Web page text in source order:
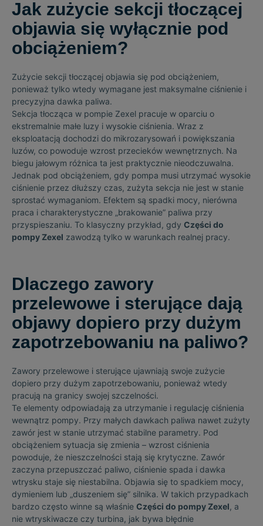
Jak zużycie sekcji tłoczącej
objawia się wyłącznie pod
obciążeniem?
Zużycie sekcji tłoczącej objawia się pod obciążeniem,
ponieważ tylko wtedy wymagane jest maksymalne ciśnienie i
precyzyjna dawka paliwa.
Sekcja tłocząca w pompie Zexel pracuje w oparciu o
ekstremalnie małe luzy i wysokie ciśnienia. Wraz z
eksploatacją dochodzi do mikrozarysowań i powiększania
luzów, co powoduje wzrost przecieków wewnętrznych. Na
biegu jałowym różnica ta jest praktycznie nieodczuwalna.
Jednak pod obciążeniem, gdy pompa musi utrzymać wysokie
ciśnienie przez dłuższy czas, zużyta sekcja nie jest w stanie
sprostać wymaganiom. Efektem są spadki mocy, nierówna
praca i charakterystyczne „brakowanie” paliwa przy
przyspieszaniu. To klasyczny przykład, gdy Części do
pompy Zexel zawodzą tylko w warunkach realnej pracy.
Dlaczego zawory
przelewowe i sterujące dają
objawy dopiero przy dużym
zapotrzebowaniu na paliwo?
Zawory przelewowe i sterujące ujawniają swoje zużycie
dopiero przy dużym zapotrzebowaniu, ponieważ wtedy
pracują na granicy swojej szczelności.
Te elementy odpowiadają za utrzymanie i regulację ciśnienia
wewnątrz pompy. Przy małych dawkach paliwa nawet zużyty
zawór jest w stanie utrzymać stabilne parametry. Pod
obciążeniem sytuacja się zmienia – wzrost ciśnienia
powoduje, że nieszczelności stają się krytyczne. Zawór
zaczyna przepuszczać paliwo, ciśnienie spada i dawka
wtrysku staje się niestabilna. Objawia się to spadkiem mocy,
dymieniem lub „duszeniem się” silnika. W takich przypadkach
bardzo często winne są właśnie Części do pompy Zexel, a
nie wtryskiwacze czy turbina, jak bywa błędnie